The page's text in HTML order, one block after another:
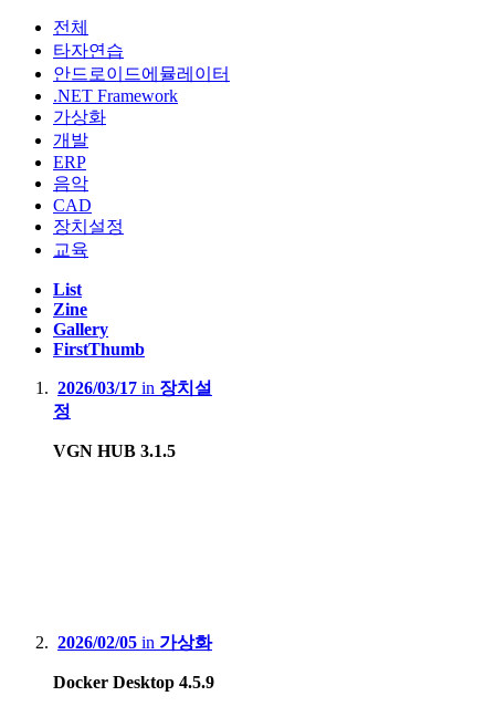
전체
타자연습
안드로이드에뮬레이터
.NET Framework
가상화
개발
ERP
음악
CAD
장치설정
교육
List
Zine
Gallery
FirstThumb
2026/03/17 in 장치설
정
VGN HUB 3.1.5
2026/02/05 in 가상화
Docker Desktop 4.5.9